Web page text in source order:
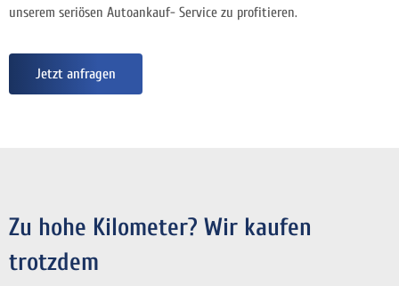
unserem seriösen Autoankauf- Service zu profitieren.
Jetzt anfragen
Zu hohe Kilometer? Wir kaufen
trotzdem